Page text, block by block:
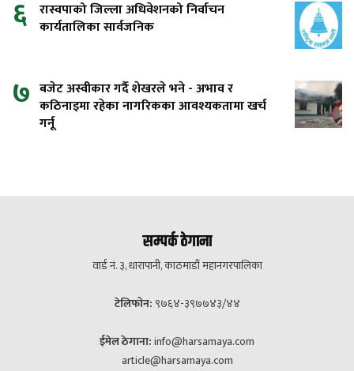
६ रास्वपाको जिल्ला अधिवेशनको निर्वाचन
कार्यतालिका सार्वजनिक
७ बजेट अस्वीकार गर्दै शेखरले भने - अभाव र
कठिनाइमा रहेका नागरिकका आवश्यकतामा खर्च
गर्नू
सम्पर्क ठेगाना
वार्ड नं. ३, धारापानी, काठमाडौं महानगरपालिका
टेलिफोन: ९७६४-३९७७४३/४४
ईमेल ठेगाना:info@harsamaya.com
article@harsamaya.com